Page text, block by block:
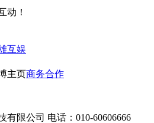
动！
互娱
主页商务合作
限公司 电话：010-60606666